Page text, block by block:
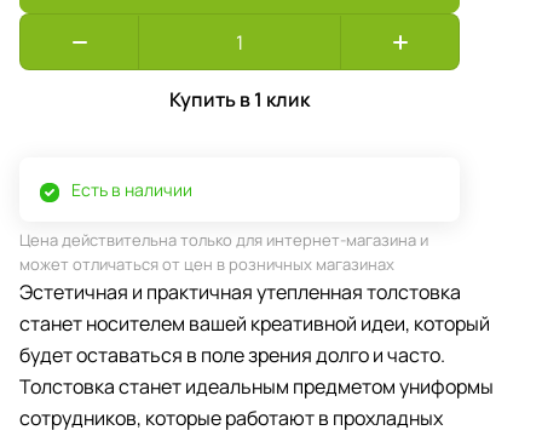
Купить в 1 клик
Есть в наличии
Цена действительна только для интернет-магазина и
может отличаться от цен в розничных магазинах
Эстетичная и практичная утепленная толстовка
станет носителем вашей креативной идеи, который
будет оставаться в поле зрения долго и часто.
Толстовка станет идеальным предметом униформы
сотрудников, которые работают в прохладных